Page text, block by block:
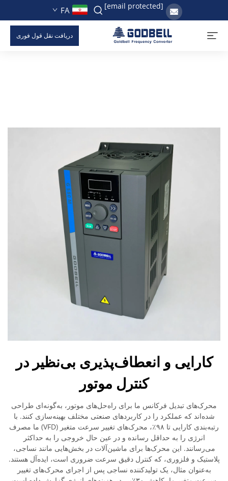
[email protected]
FA
دریافت نقل قول فوری
کارایی و انعطاف‌پذیری بی‌نظیر در
کنترل موتور
محرک‌های تبدیل فرکانس ما برای راه‌حل‌های موتور، به‌گونه‌ای طراحی
شده‌اند که عملکرد را در کاربردهای صنعتی مختلف بهینه‌سازی کنند. با
رتبه‌بندی کارایی تا ۹۸٪، محرک‌های تغییر سرعت متغیر (VFD) ما مصرف
انرژی را به حداقل رسانده و در عین حال خروجی را به حداکثر
می‌رسانند. این محرک‌ها برای ماشین‌آلات در بخش‌هایی مانند نساجی،
پلاستیک و فلزوری، که کنترل دقیق سرعت ضروری است، ایده‌آل هستند.
به‌عنوان مثال، یک تولیدکننده نساجی پس از اجرای محرک‌های تغییر